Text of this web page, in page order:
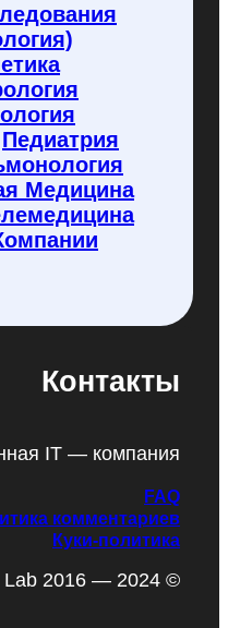
Педиатрия
Медицина
Контакты
IT — компания
FAQ
комментариев
Куки-политика
Lab 2016 — 2024 ©